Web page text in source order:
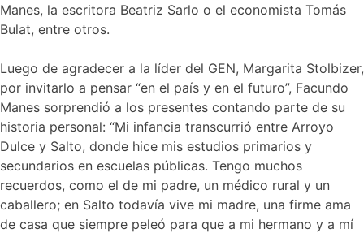
Manes, la escritora Beatriz Sarlo o el economista Tomás
Bulat, entre otros.
Luego de agradecer a la líder del GEN, Margarita Stolbizer,
por invitarlo a pensar “en el país y en el futuro”, Facundo
Manes sorprendió a los presentes contando parte de su
historia personal: “Mi infancia transcurrió entre Arroyo
Dulce y Salto, donde hice mis estudios primarios y
secundarios en escuelas públicas. Tengo muchos
recuerdos, como el de mi padre, un médico rural y un
caballero; en Salto todavía vive mi madre, una firme ama
de casa que siempre peleó para que a mi hermano y a mí